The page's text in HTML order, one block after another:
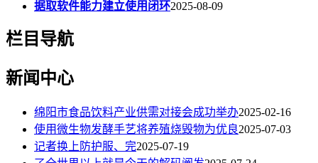
据取软件能力建立使用闭环2025-08-09
栏目导航
新闻中心
绵阳市食品饮料产业供需对接会成功举办2025-02-16
使用微生物发酵手艺将养殖烧毁物为优良2025-07-03
记者换上防护服、完2025-07-19